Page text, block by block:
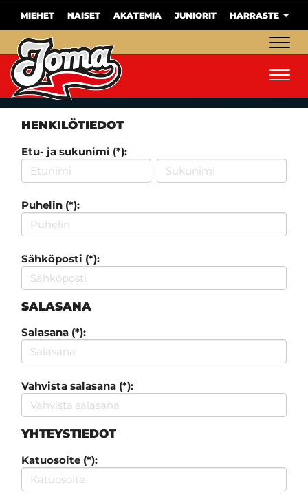
MIEHET NAISET AKATEMIA JUNIORIT HARRASTE
HENKILÖTIEDOT
Etu- ja sukunimi (*):
Puhelin (*):
Sähköposti (*):
SALASANA
Salasana (*):
Vahvista salasana (*):
YHTEYSTIEDOT
Katuosoite (*):